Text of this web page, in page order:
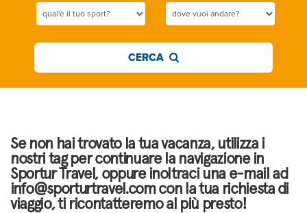
CERCA
Se non hai trovato la tua vacanza, utilizza i
nostri tag per continuare la navigazione in
Sportur Travel, oppure inoltraci una e-mail ad
info@sporturtravel.com con la tua richiesta di
viaggio, ti ricontatteremo al più presto!